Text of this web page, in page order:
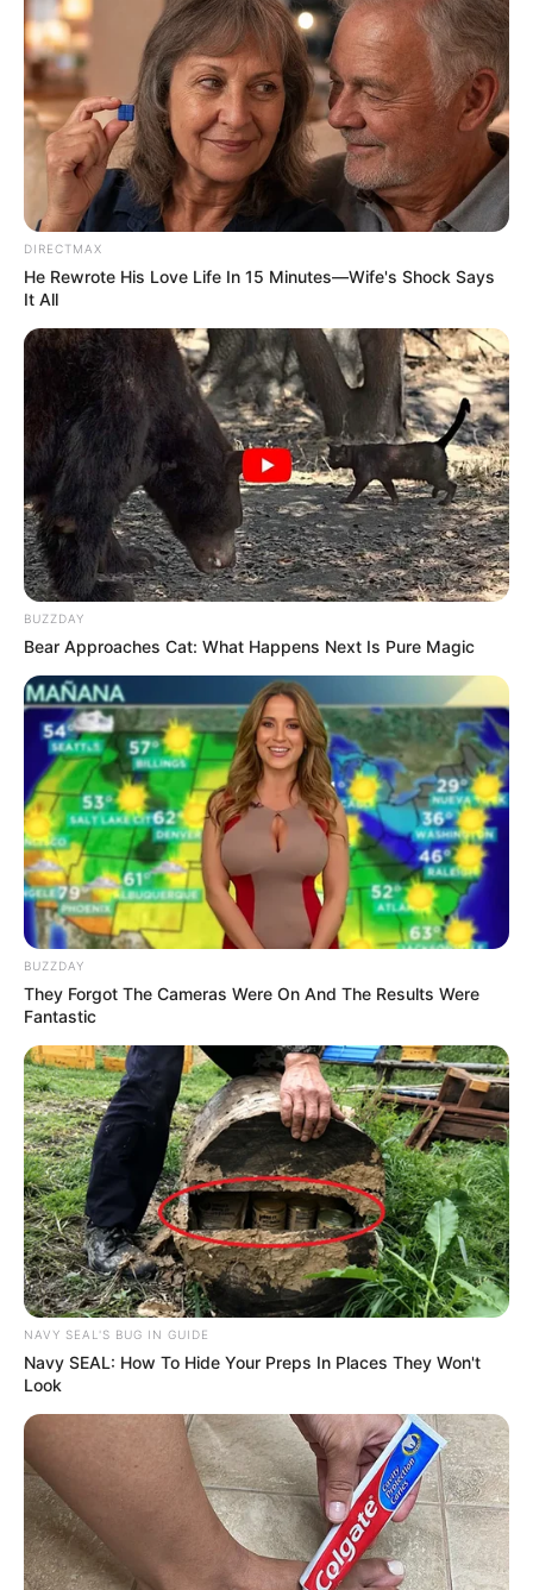
DIRECTMAX
He Rewrote His Love Life In 15 Minutes—Wife's Shock Says
It All
BUZZDAY
Bear Approaches Cat: What Happens Next Is Pure Magic
BUZZDAY
They Forgot The Cameras Were On And The Results Were
Fantastic
NAVY SEAL'S BUG IN GUIDE
Navy SEAL: How To Hide Your Preps In Places They Won't
Look